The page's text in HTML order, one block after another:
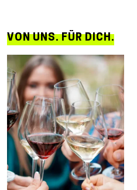
VON UNS. FÜR DICH.